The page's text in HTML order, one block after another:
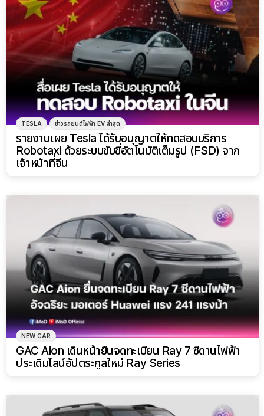
TESLA ข่าวรถยนต์ไฟฟ้า EV ล่าสุด
รายงานเผย Tesla ได้รับอนุญาตให้ทดสอบบริการ
Robotaxi ด้วยระบบขับขี่อัตโนมัติเต็มรูป (FSD) จาก
เจ้าหน้าที่จีน
NEW CAR
GAC Aion เดินหน้ายื่นจดทะเบียน Ray 7 ซีดานไฟฟ้า
ประเดิมไลน์อัปตระกูลใหม่ Ray Series